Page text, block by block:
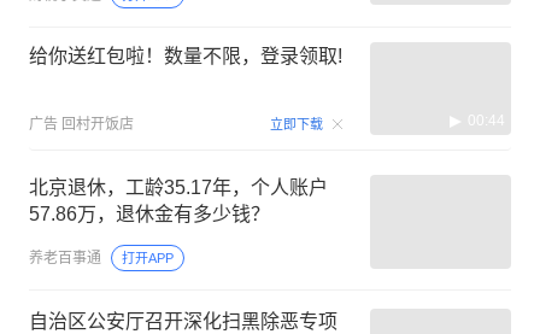
给你送红包啦！数量不限，登录领取!
广告 回村开饭店 立即下载 00:44
北京退休，工龄35.17年，个人账户
57.86万，退休金有多少钱？
养老百事通 打开APP
自治区公安厅召开深化扫黑除恶专项